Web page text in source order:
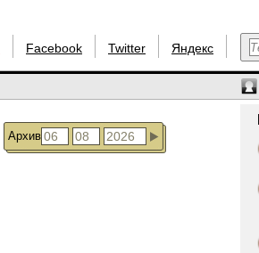
Facebook Twitter Яндекс
Архив